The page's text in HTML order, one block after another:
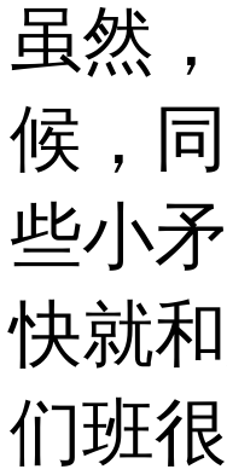
虽然
候，
些小
快就
们班